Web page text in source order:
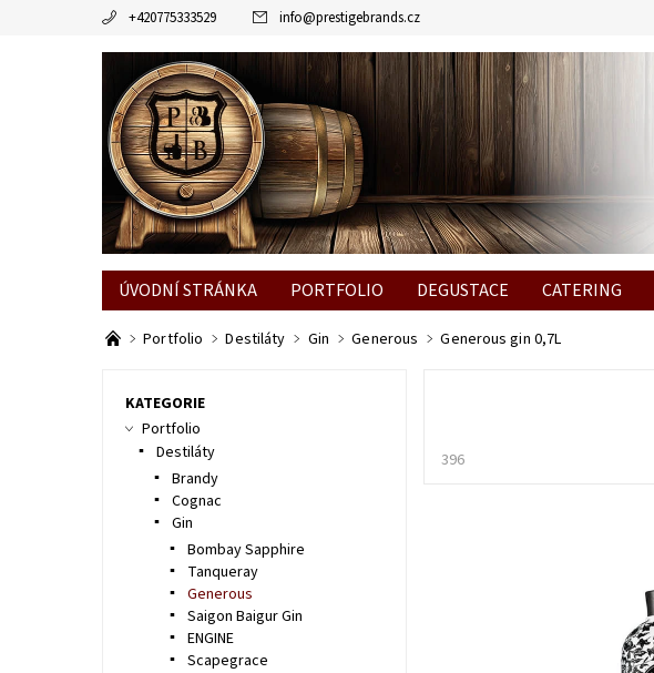
+420775333529 info@prestigebrands.cz
ÚVODNÍ STRÁNKA PORTFOLIO DEGUSTACE CATERING
Portfolio Destiláty Gin Generous Generous gin 0,7L
396
KATEGORIE
Portfolio
Destiláty
Brandy
Cognac
Gin
Bombay Sapphire
Tanqueray
Generous
Saigon Baigur Gin
ENGINE
Scapegrace